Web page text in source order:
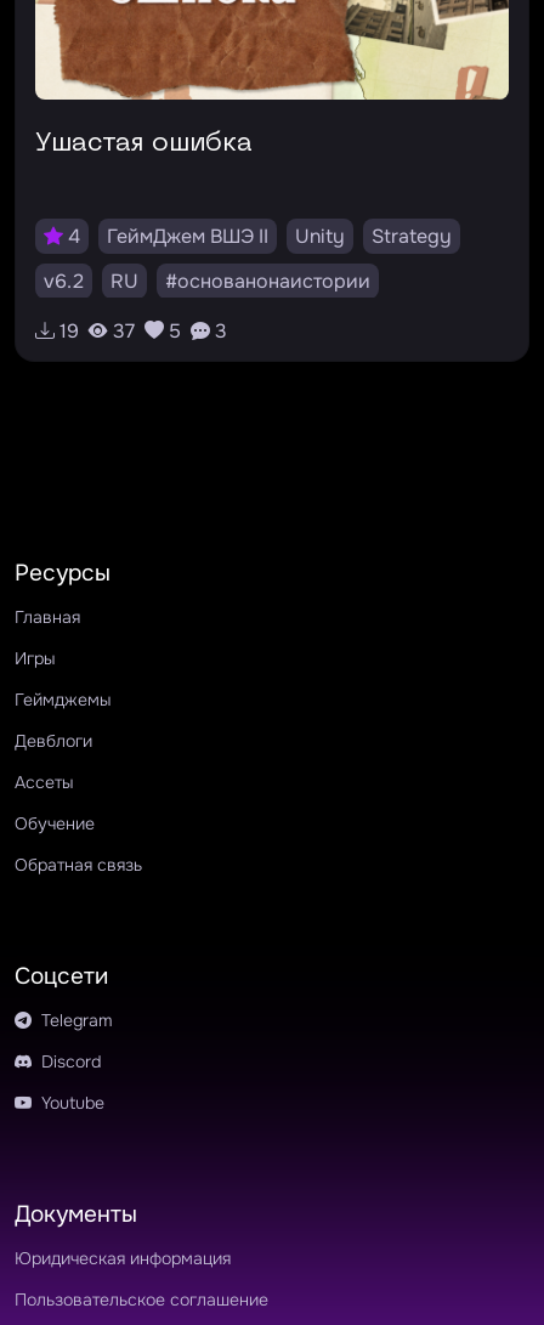
Ушастая ошибка
4 ГеймДжем ВШЭ II Unity
Strategy
v6.2
RU
#основанонаистории
#стратегия
#зайцыплохонатебявлияют
#симулятор
19 37 5 3
Ресурсы
Главная
Игры
Геймджемы
Девблоги
Ассеты
Обучение
Обратная связь
Соцсети
Telegram
Discord
Youtube
Документы
Юридическая информация
Пользовательское соглашение